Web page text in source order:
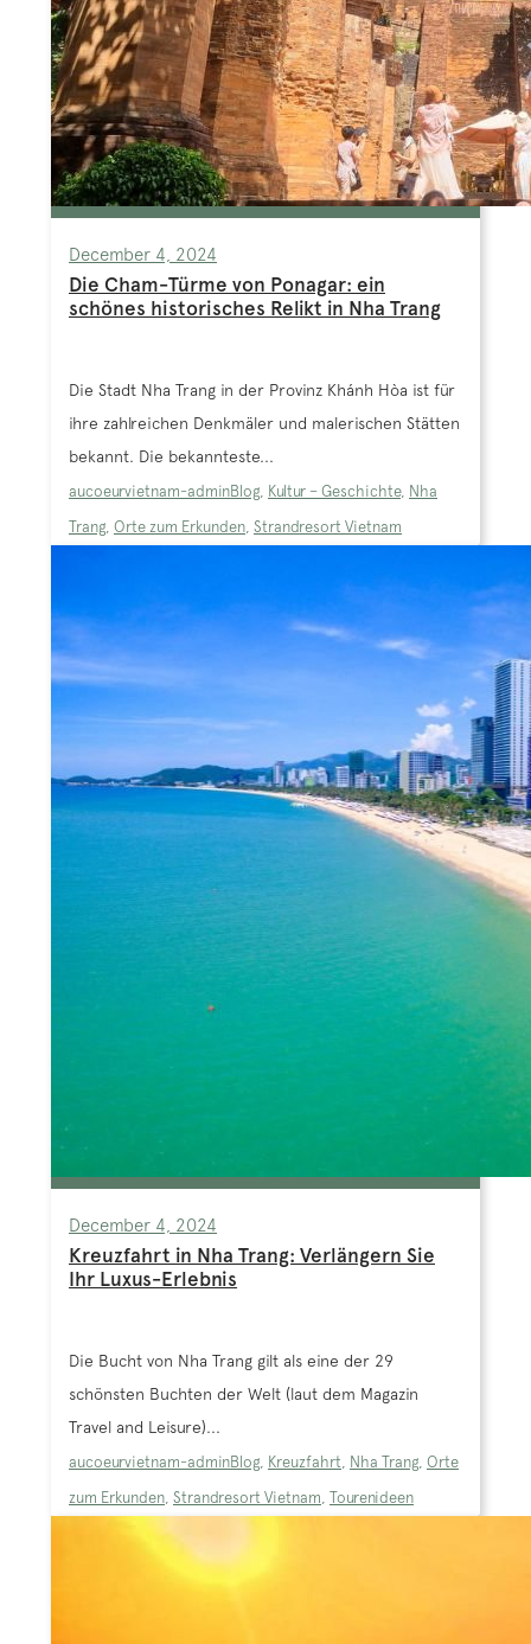
December 4, 2024
Die Cham-Türme von Ponagar: ein
schönes historisches Relikt in Nha Trang
Die Stadt Nha Trang in der Provinz Khánh Hòa ist für
ihre zahlreichen Denkmäler und malerischen Stätten
bekannt. Die bekannteste...
aucoeurvietnam-adminBlog, Kultur – Geschichte, Nha
Trang, Orte zum Erkunden, Strandresort Vietnam
December 4, 2024
Kreuzfahrt in Nha Trang: Verlängern Sie
Ihr Luxus-Erlebnis
Die Bucht von Nha Trang gilt als eine der 29
schönsten Buchten der Welt (laut dem Magazin
Travel and Leisure)...
aucoeurvietnam-adminBlog, Kreuzfahrt, Nha Trang, Orte
zum Erkunden, Strandresort Vietnam, Tourenideen